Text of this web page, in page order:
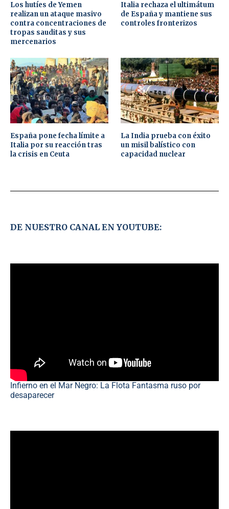
Los hutíes de Yemen
realizan un ataque masivo
contra concentraciones de
tropas sauditas y sus
mercenarios
Italia rechaza el ultimátum
de España y mantiene sus
controles fronterizos
España pone fecha límite a
Italia por su reacción tras
la crisis en Ceuta
La India prueba con éxito
un misil balístico con
capacidad nuclear
DE NUESTRO CANAL EN YOUTUBE:
Infierno en el Mar Negro: La Flota Fantasma ruso por
desaparecer